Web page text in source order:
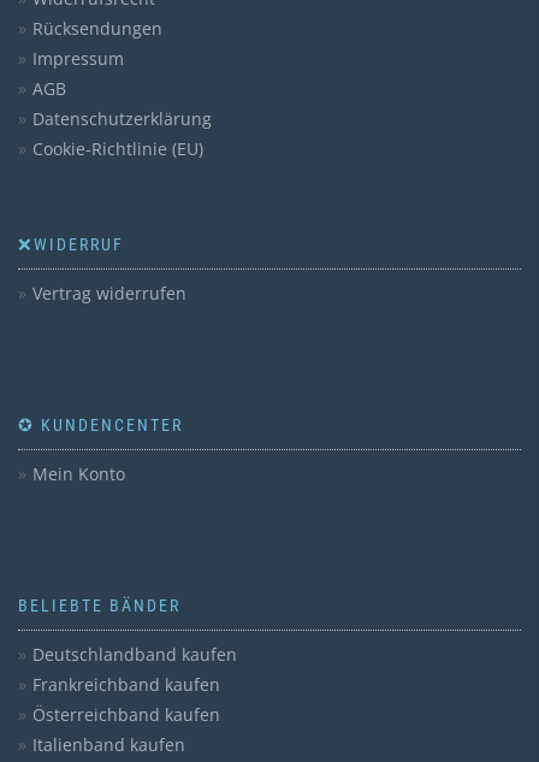
Rücksendungen
Impressum
AGB
Datenschutzerklärung
Cookie-Richtlinie (EU)
❌WIDERRUF
Vertrag widerrufen
✪ KUNDENCENTER
Mein Konto
BELIEBTE BÄNDER
Deutschlandband kaufen
Frankreichband kaufen
Österreichband kaufen
Italienband kaufen